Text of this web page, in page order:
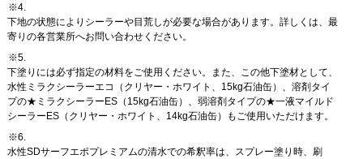
※4.
下地の状態によりシーラーや目荒しが必要な場合があります。詳しくは、最
寄りの各営業所へお問い合わせください。
※5.
下塗りには必ず指定の材料をご使用ください。また、この他下塗材として、
水性ミラクシーラーエコ（クリヤー・ホワイト、15kg石油缶）、溶剤タイ
プの★ミラクシーラーES（15kg石油缶）、弱溶剤タイプの★一液マイルド
シーラーES（クリヤー・ホワイト、14kg石油缶）もご使用いただけます。
※6.
水性SDサーフエポプレミアムの清水での希釈率は、スプレー塗り時、刷